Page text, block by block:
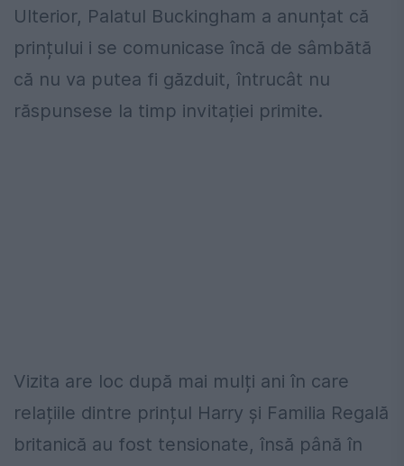
Ulterior, Palatul Buckingham a anunțat că
prințului i se comunicase încă de sâmbătă
că nu va putea fi găzduit, întrucât nu
răspunsese la timp invitației primite.
Vizita are loc după mai mulți ani în care
relațiile dintre prințul Harry și Familia Regală
britanică au fost tensionate, însă până în